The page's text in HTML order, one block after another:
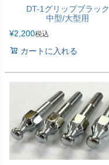
DT-1グリップブラック
中型/大型用
¥2,200税込
カートに入れる